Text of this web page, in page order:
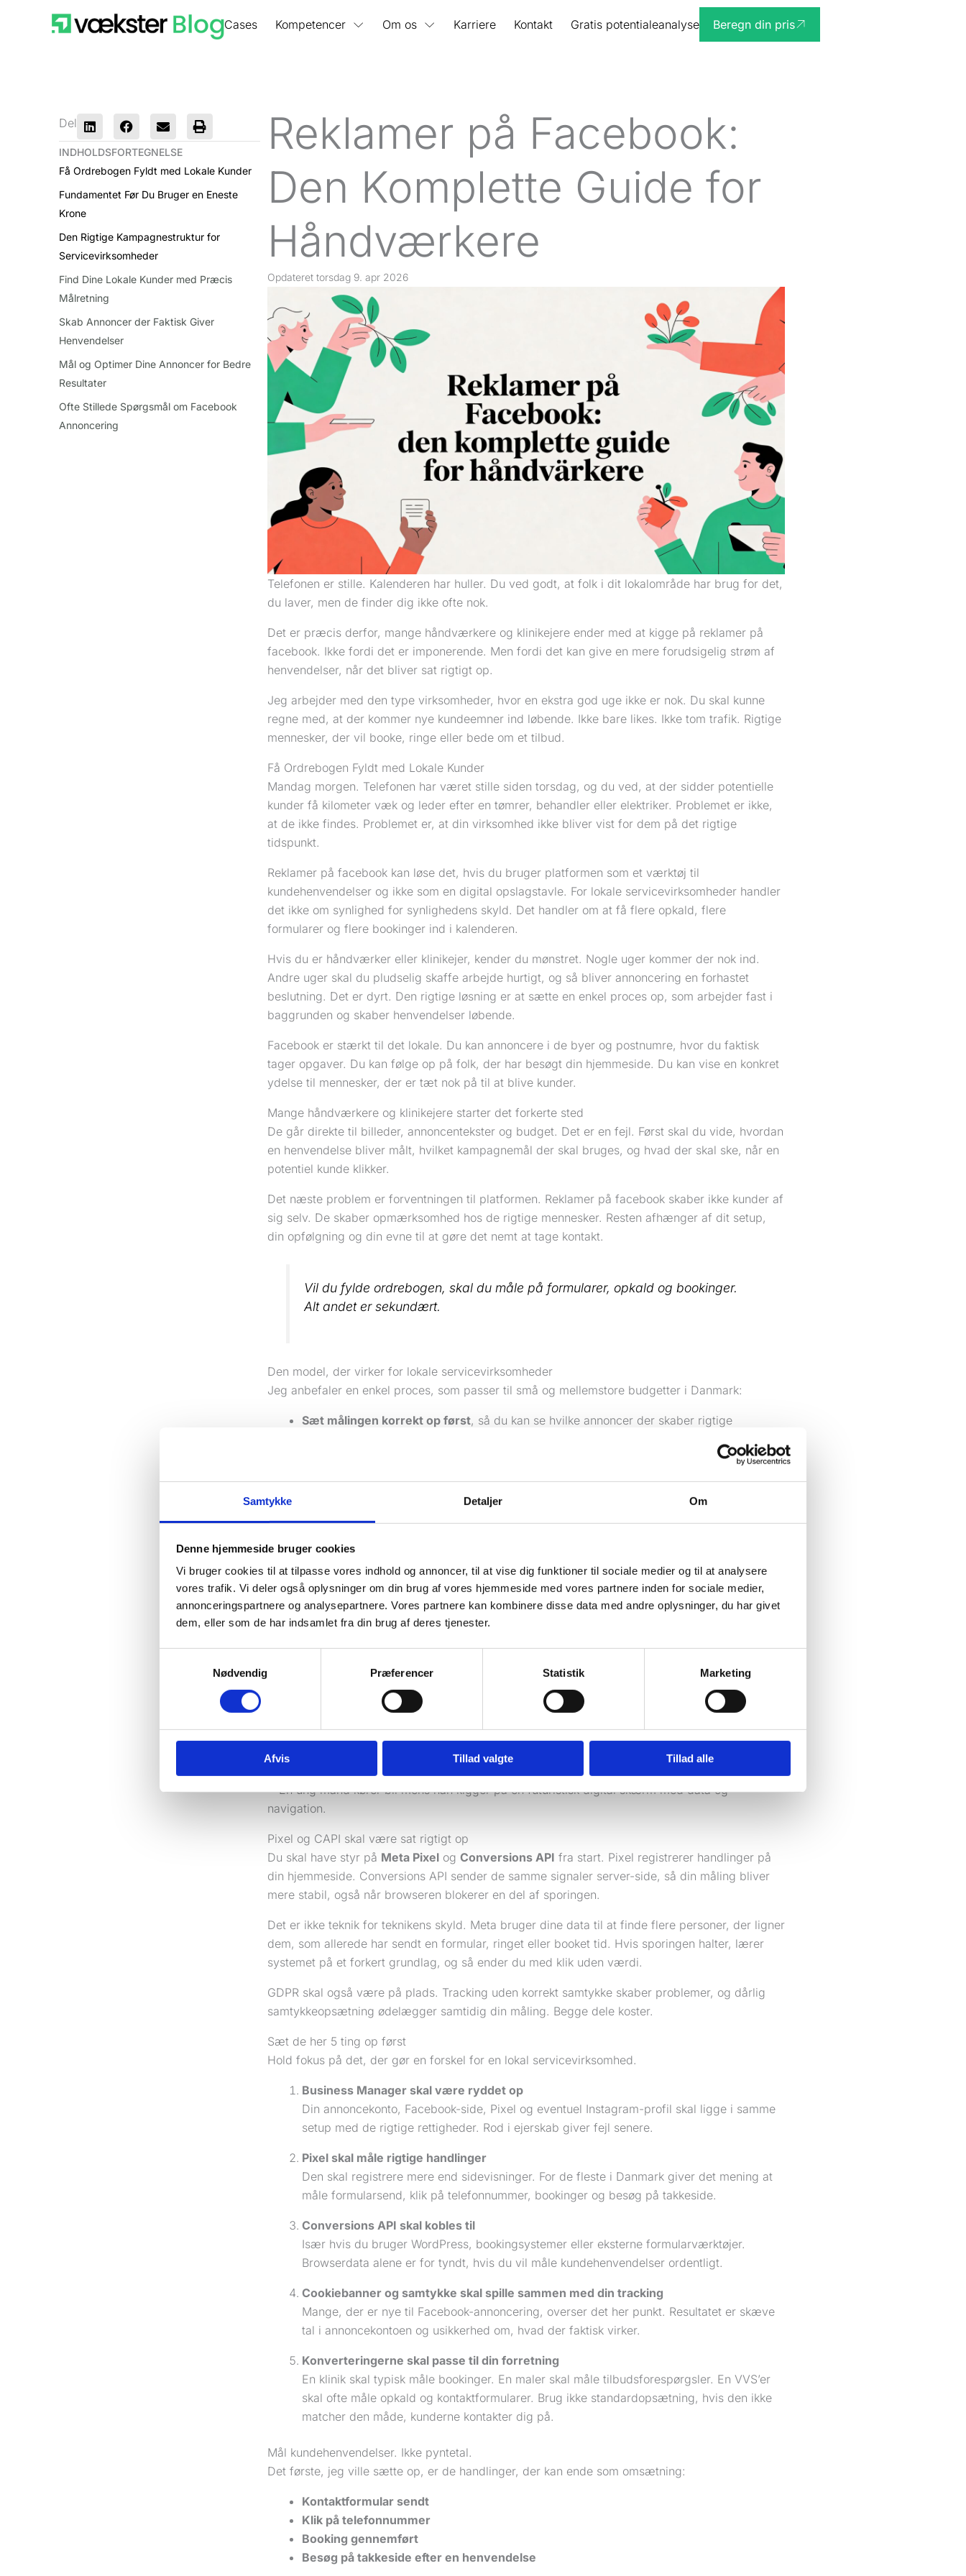
Samtykke Detaljer Om
Denne hjemmeside bruger cookies
Vi bruger cookies til at tilpasse vores indhold og annoncer, til at vise dig funktioner til sociale medier og til at analysere
vores trafik. Vi deler også oplysninger om din brug af vores hjemmeside med vores partnere inden for sociale medier,
annonceringspartnere og analysepartnere. Vores partnere kan kombinere disse data med andre oplysninger, du har givet
dem, eller som de har indsamlet fra din brug af deres tjenester.
Nødvendig
Præferencer Statistik Marketing
Afvis Tillad valgte Tillad alle
Cases Kompetencer Om os Karriere Kontakt Gratis potentialeanalyse Beregn din pris
Del
INDHOLDSFORTEGNELSE
Få Ordrebogen Fyldt med Lokale Kunder
Fundamentet Før Du Bruger en Eneste
Krone
Den Rigtige Kampagnestruktur for
Servicevirksomheder
Find Dine Lokale Kunder med Præcis
Målretning
Skab Annoncer der Faktisk Giver
Henvendelser
Mål og Optimer Dine Annoncer for Bedre
Resultater
Ofte Stillede Spørgsmål om Facebook
Annoncering
Reklamer på Facebook:
Den Komplette Guide for
Håndværkere
Opdateret torsdag 9. apr 2026
Telefonen er stille. Kalenderen har huller. Du ved godt, at folk i dit lokalområde har brug for det,
du laver, men de finder dig ikke ofte nok.
Det er præcis derfor, mange håndværkere og klinikejere ender med at kigge på reklamer på
facebook. Ikke fordi det er imponerende. Men fordi det kan give en mere forudsigelig strøm af
henvendelser, når det bliver sat rigtigt op.
Jeg arbejder med den type virksomheder, hvor en ekstra god uge ikke er nok. Du skal kunne
regne med, at der kommer nye kundeemner ind løbende. Ikke bare likes. Ikke tom trafik. Rigtige
mennesker, der vil booke, ringe eller bede om et tilbud.
Få Ordrebogen Fyldt med Lokale Kunder
Mandag morgen. Telefonen har været stille siden torsdag, og du ved, at der sidder potentielle
kunder få kilometer væk og leder efter en tømrer, behandler eller elektriker. Problemet er ikke,
at de ikke findes. Problemet er, at din virksomhed ikke bliver vist for dem på det rigtige
tidspunkt.
Reklamer på facebook kan løse det, hvis du bruger platformen som et værktøj til
kundehenvendelser og ikke som en digital opslagstavle. For lokale servicevirksomheder handler
det ikke om synlighed for synlighedens skyld. Det handler om at få flere opkald, flere
formularer og flere bookinger ind i kalenderen.
Hvis du er håndværker eller klinikejer, kender du mønstret. Nogle uger kommer der nok ind.
Andre uger skal du pludselig skaffe arbejde hurtigt, og så bliver annoncering en forhastet
beslutning. Det er dyrt. Den rigtige løsning er at sætte en enkel proces op, som arbejder fast i
baggrunden og skaber henvendelser løbende.
Facebook er stærkt til det lokale. Du kan annoncere i de byer og postnumre, hvor du faktisk
tager opgaver. Du kan følge op på folk, der har besøgt din hjemmeside. Du kan vise en konkret
ydelse til mennesker, der er tæt nok på til at blive kunder.
Mange håndværkere og klinikejere starter det forkerte sted
De går direkte til billeder, annoncentekster og budget. Det er en fejl. Først skal du vide, hvordan
en henvendelse bliver målt, hvilket kampagnemål der skal bruges, og hvad der skal ske, når en
potentiel kunde klikker.
Det næste problem er forventningen til platformen. Reklamer på facebook skaber ikke kunder af
sig selv. De skaber opmærksomhed hos de rigtige mennesker. Resten afhænger af dit setup,
din opfølgning og din evne til at gøre det nemt at tage kontakt.
Vil du fylde ordrebogen, skal du måle på formularer, opkald og bookinger.
Alt andet er sekundært.
Den model, der virker for lokale servicevirksomheder
Jeg anbefaler en enkel proces, som passer til små og mellemstore budgetter i Danmark:
Sæt målingen korrekt op først, så du kan se hvilke annoncer der skaber rigtige
, så Meta ikke bruger budgettet på tom trafik
Følg op og juster hver uge
Det er ikke avanceret. Det skal bare sættes rigtigt op fra starten. Så bliver reklamer på
facebook en stabil kanal til lokale kundeemner i stedet for endnu en udgift, du håber virker.
aner stadig ikke, om annoncerne giver en eneste rigtig kundehenvendelse. Det er præcis dér,
mange virksomhedsejere brænder budget af.
kampagner der skaber formularer, opkald eller bookinger, kan du heller ikke vide, hvad der skal
skrues op for, og hvad der skal stoppes.
Pixel og CAPI skal være sat rigtigt op
Du skal have styr på Meta Pixel og Conversions API fra start. Pixel registrerer handlinger på
din hjemmeside. Conversions API sender de samme signaler server-side, så din måling bliver
mere stabil, også når browseren blokerer en del af sporingen.
Det er ikke teknik for teknikens skyld. Meta bruger dine data til at finde flere personer, der ligner
dem, som allerede har sendt en formular, ringet eller booket tid. Hvis sporingen halter, lærer
systemet på et forkert grundlag, og så ender du med klik uden værdi.
GDPR skal også være på plads. Tracking uden korrekt samtykke skaber problemer, og dårlig
samtykkeopsætning ødelægger samtidig din måling. Begge dele koster.
Sæt de her 5 ting op først
Hold fokus på det, der gør en forskel for en lokal servicevirksomhed.
Business Manager skal være ryddet op
Din annoncekonto, Facebook-side, Pixel og eventuel Instagram-profil skal ligge i samme
setup med de rigtige rettigheder. Rod i ejerskab giver fejl senere.
Pixel skal måle rigtige handlinger
Den skal registrere mere end sidevisninger. For de fleste i Danmark giver det mening at
måle formularsend, klik på telefonnummer, bookinger og besøg på takkeside.
Conversions API skal kobles til
Især hvis du bruger WordPress, bookingsystemer eller eksterne formularværktøjer.
Browserdata alene er for tyndt, hvis du vil måle kundehenvendelser ordentligt.
Cookiebanner og samtykke skal spille sammen med din tracking
Mange, der er nye til Facebook-annoncering, overser det her punkt. Resultatet er skæve
tal i annoncekontoen og usikkerhed om, hvad der faktisk virker.
Konverteringerne skal passe til din forretning
En klinik skal typisk måle bookinger. En maler skal måle tilbudsforespørgsler. En VVS’er
skal ofte måle opkald og kontaktformularer. Brug ikke standardopsætning, hvis den ikke
matcher den måde, kunderne kontakter dig på.
Mål kundehenvendelser. Ikke pyntetal.
Det første, jeg ville sætte op, er de handlinger, der kan ende som omsætning:
Kontaktformular sendt
Klik på telefonnummer
Booking gennemført
Besøg på takkeside efter en henvendelse